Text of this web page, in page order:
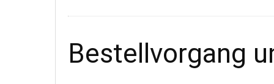
Bestellvorgang